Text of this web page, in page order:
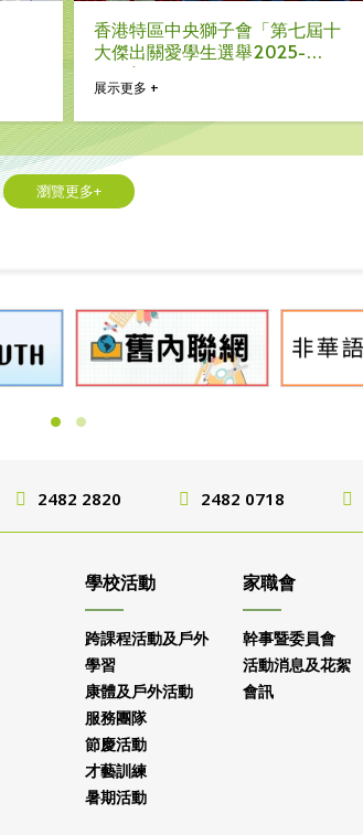
香港特區中央獅子會「第七屆十
大傑出關愛學生選舉2025-
2026」
展示更多 +
瀏覽更多+
2482 2820 2482 0718
學校活動
跨課程活動及戶外
學習
康體及戶外活動
服務團隊
節慶活動
才藝訓練
暑期活動
家職會
幹事暨委員會
活動消息及花絮
會訊